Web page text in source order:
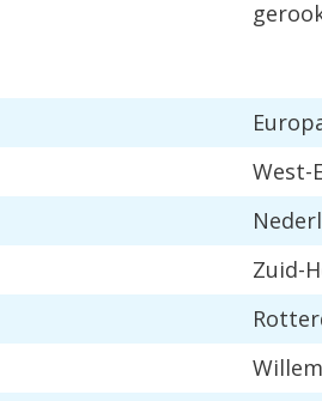
West-
Zuid-
Willem